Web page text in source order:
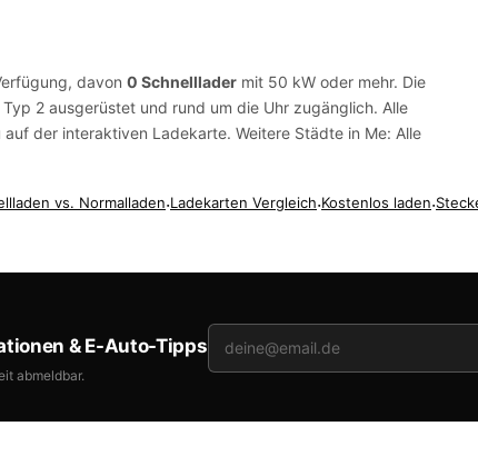
davon 0 Schnelllader mit 50 kW oder mehr. Die
Typ 2 ausgerüstet und rund um die Uhr zugänglich. Alle
auf der interaktiven Ladekarte. Weitere Städte in Me: Alle
vs. Normalladen·Ladekarten Vergleich·Kostenlos laden·
& E-Auto-Tipps
abmeldbar.